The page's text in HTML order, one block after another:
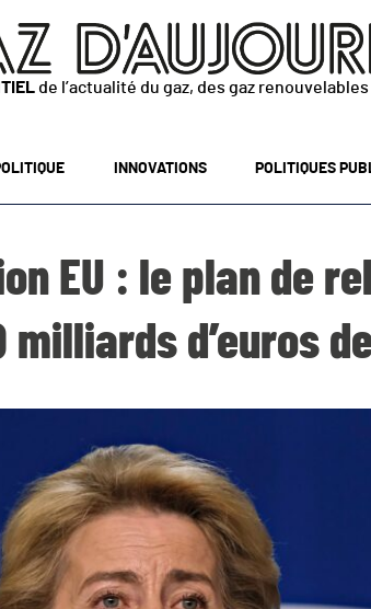
de l’actualité du gaz, des gaz
INNOVATIONS POLITIQUES
EU : le plan de
milliards d’euros